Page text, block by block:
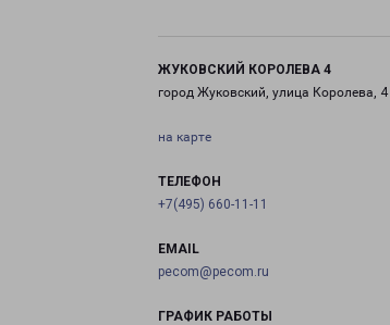
ЖУКОВСКИЙ КОРОЛЕВА 4
город Жуковский, улица Королева, 4
на карте
ТЕЛЕФОН
+7(495) 660-11-11
EMAIL
pecom@pecom.ru
ГРАФИК РАБОТЫ